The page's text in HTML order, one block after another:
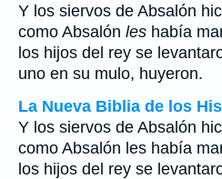
Y los siervos de Absalón
como Absalón les había
los hijos del rey se
uno en su mulo, huyeron.
La Nueva Biblia de los
Y los siervos de Absalón
como Absalón les había
los hijos del rey se